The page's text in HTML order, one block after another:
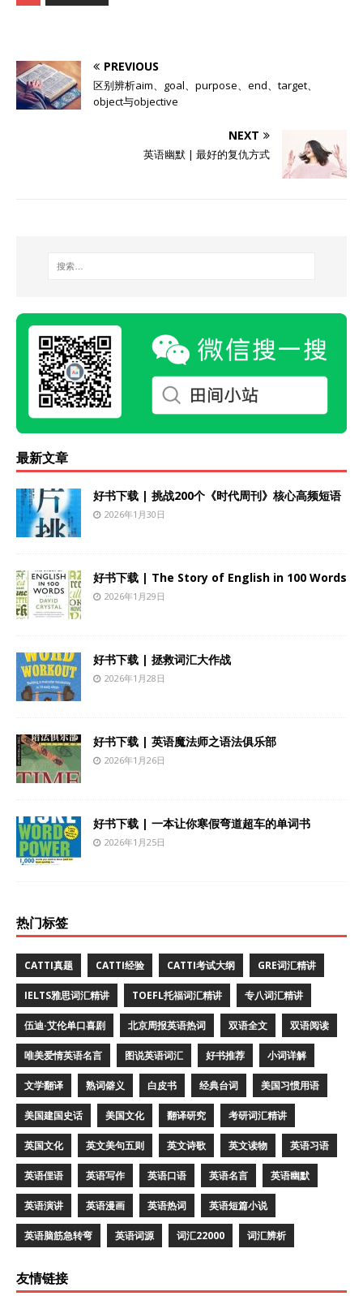
PREVIOUS
区别辨析aim、goal、purpose、end、target、
object与objective
NEXT
英语幽默 | 最好的复仇方式
最新文章
好书下载 | 挑战200个《时代周刊》核心高频短语
2026年1月30日
好书下载 | The Story of English in 100 Words
2026年1月29日
好书下载 | 拯救词汇大作战
2026年1月28日
好书下载 | 英语魔法师之语法俱乐部
2026年1月26日
好书下载 | 一本让你寒假弯道超车的单词书
2026年1月25日
热门标签
CATTI真题 CATTI经验 CATTI考试大纲 GRE词汇精讲
IELTS雅思词汇精讲 TOEFL托福词汇精讲 专八词汇精讲
伍迪·艾伦单口喜剧 北京周报英语热词 双语全文 双语阅读
唯美爱情英语名言 图说英语词汇 好书推荐 小词详解
文学翻译 熟词僻义 白皮书 经典台词 美国习惯用语
美国建国史话 美国文化 翻译研究 考研词汇精讲
英国文化 英文美句五则 英文诗歌 英文读物 英语习语
英语俚语 英语写作 英语口语 英语名言 英语幽默
英语演讲 英语漫画 英语热词 英语短篇小说
英语脑筋急转弯 英语词源 词汇22000 词汇辨析
友情链接